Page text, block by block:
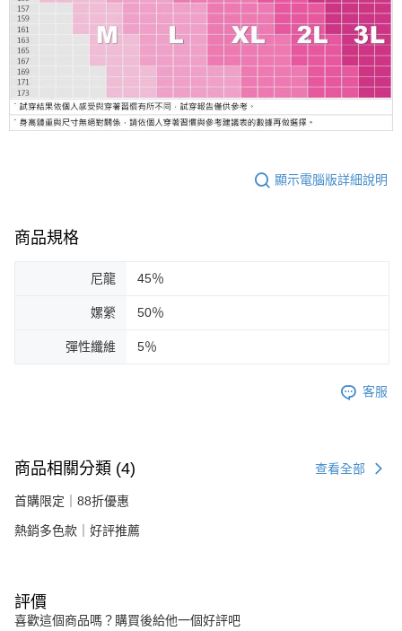
顯示電腦版詳細說明
商品規格
尼龍 45％
嫘縈 50％
彈性纖維 5％
客服
商品相關分類 (4) 查看全部
首購限定｜88折優惠
熱銷多色款｜好評推薦
評價
喜歡這個商品嗎？購買後給他一個好評吧